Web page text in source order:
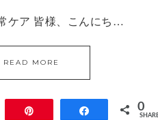
ケア 皆様、こんにち…
READ MORE
Share 0